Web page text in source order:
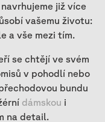
již více
vašemu životu:
a vše mezi tím.
se chtějí ve svém
v pohodlí nebo
bundu
dámskou i
na detail.